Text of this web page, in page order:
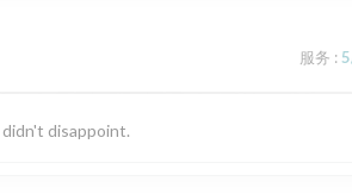
服务 : 5
disappoint.